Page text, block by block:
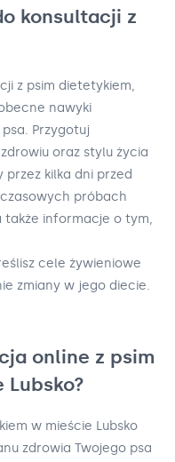
konsultacji z
z psim dietetykiem,
nawyki
Przygotuj
oraz stylu życia
przez kilka dni przed
próbach
także informacje o tym,
cele żywieniowe
zmiany w jego diecie.
online z psim
w mieście Lubsko
zdrowia Twojego psa